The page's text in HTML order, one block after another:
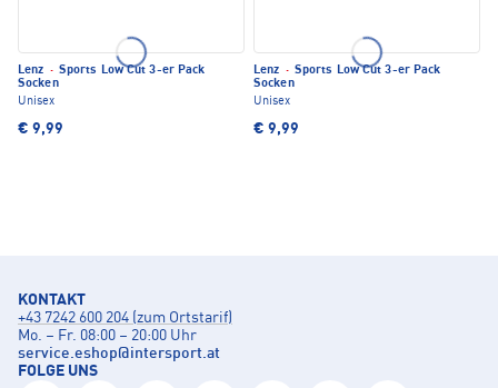
Lenz · Sports Low Cut 3-er Pack
Socken
Unisex
€ 9,99
Lenz · Sports Low Cut 3-er Pack
Socken
Unisex
€ 9,99
KONTAKT
+43 7242 600 204 (zum Ortstarif)
Mo. – Fr. 08:00 – 20:00 Uhr
service.eshop@intersport.at
FOLGE UNS